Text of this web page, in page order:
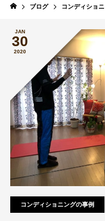
ブログ コンディショ
JAN
30
2020
コンディショニングの事例